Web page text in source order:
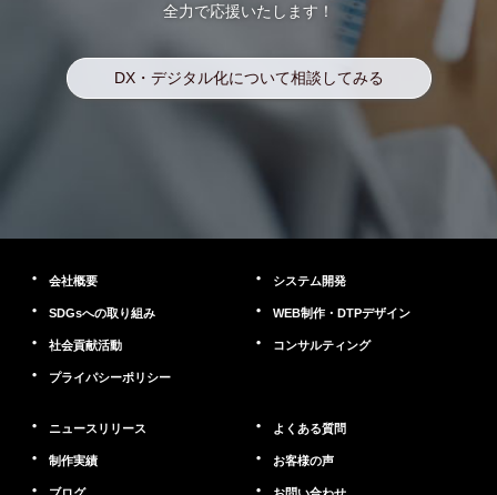
全力で応援いたします！
DX・デジタル化について相談してみる
会社概要
SDGsへの取り組み
社会貢献活動
プライパシーポリシー
システム開発
WEB制作・DTPデザイン
コンサルティング
ニュースリリース
制作実績
よくある質問
お客様の声